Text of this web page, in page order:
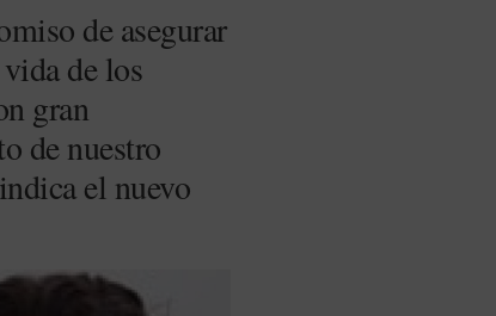
de asegurar
de los
gran
de nuestro
el nuevo